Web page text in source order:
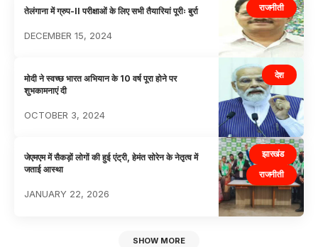
राजनीती
तेलंगाना में ग्रुप-II परीक्षाओं के लिए सभी तैयारियां पूरीः बुर्रा
DECEMBER 15, 2024
देश
मोदी ने स्वच्छ भारत अभियान के 10 वर्ष पूरा होने पर
शुभकामनाएं दी
OCTOBER 3, 2024
झारखंड
राजनीती
जेएमएम में सैकड़ों लोगों की हुई एंट्री, हेमंत सोरेन के नेतृत्व में
जताई आस्था
JANUARY 22, 2026
SHOW MORE